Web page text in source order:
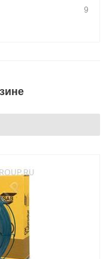
9